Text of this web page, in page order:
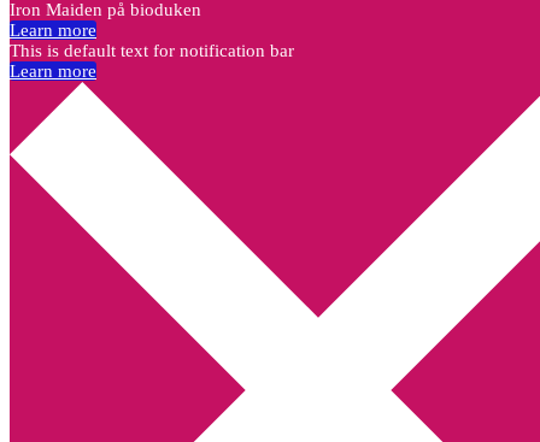
Iron Maiden på bioduken
Learn more
This is default text for notification bar
Learn more